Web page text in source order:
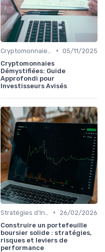
• 05/11/2025
Cryptomonnaies
Démystifiées: Guide
Approfondi pour
Investisseurs Avisés
•
26/02/2026
Construire un portefeuille
boursier solide : stratégies,
risques et leviers de
performance